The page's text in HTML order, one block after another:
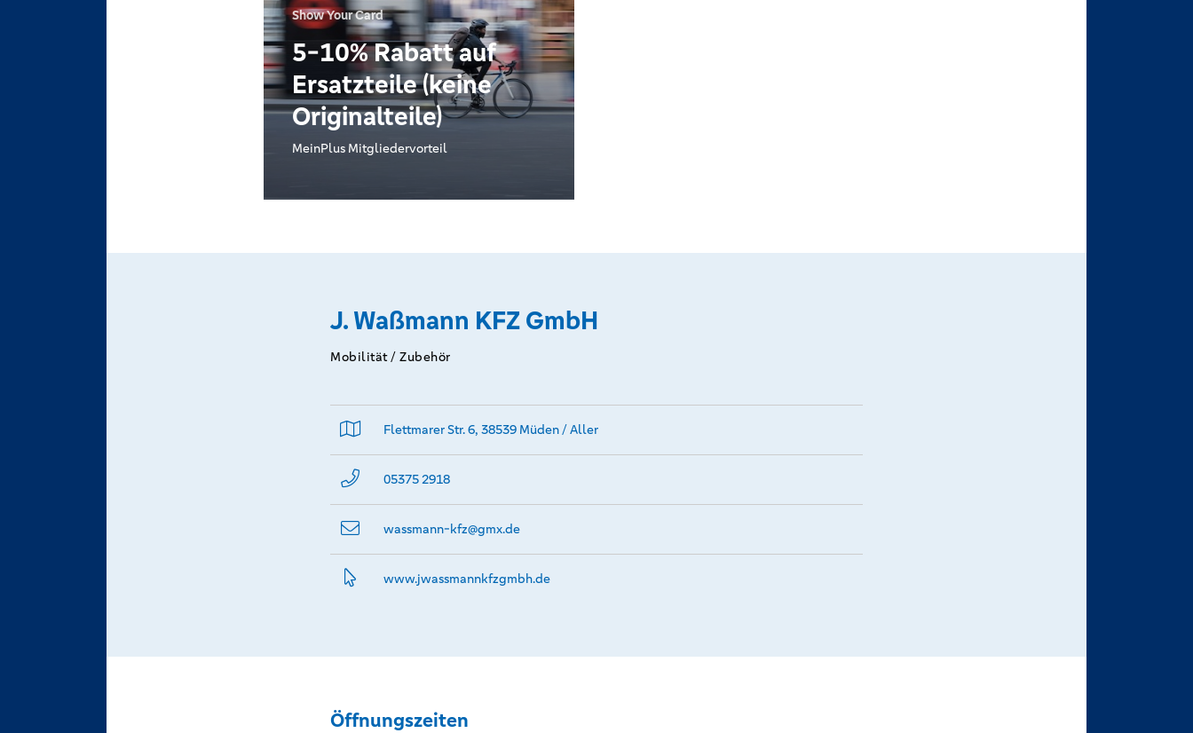
Show Your Card
5-10% Rabatt auf
Ersatzteile (keine
Originalteile)
MeinPlus Mitgliedervorteil
J. Waßmann KFZ GmbH
Mobilität / Zubehör
Flettmarer Str. 6, 38539 Müden / Aller
05375 2918
wassmann-kfz@­gmx.de
www.­jwassmannkfzgmbh.­de
Öffnungszeiten